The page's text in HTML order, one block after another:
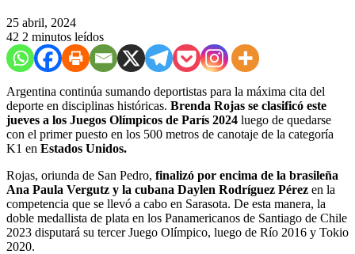
25 abril, 2024
42 2 minutos leídos
Argentina continúa sumando deportistas para la máxima cita del
deporte en disciplinas históricas. Brenda Rojas se clasificó este
jueves a los Juegos Olímpicos de París 2024 luego de quedarse
con el primer puesto en los 500 metros de canotaje de la categoría
K1 en Estados Unidos.
Rojas, oriunda de San Pedro, finalizó por encima de la brasileña
Ana Paula Vergutz y la cubana Daylen Rodríguez Pérez en la
competencia que se llevó a cabo en Sarasota. De esta manera, la
doble medallista de plata en los Panamericanos de Santiago de Chile
2023 disputará su tercer Juego Olímpico, luego de Río 2016 y Tokio
2020.